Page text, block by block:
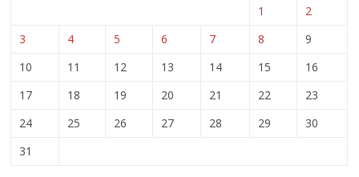
1
2
3
4 5 6 7 8
9
10
11 12 13 14 15
16
17
18 19 20 21 22
23
24
25 26 27 28 29
30
31